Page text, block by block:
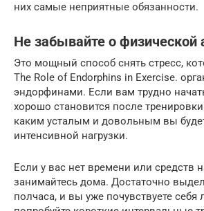
них самые неприятные обязанности.
Не забывайте о физической
Это мощный способ снять стресс,
The Role of Endorphins in Exercise.
эндорфинами. Если вам трудно
хорошо становится после
каким усталым и довольным вы
интенсивной нагрузки.
Если у вас нет времени или средств
занимайтесь дома. Достаточно
полчаса, и вы уже почувствуете